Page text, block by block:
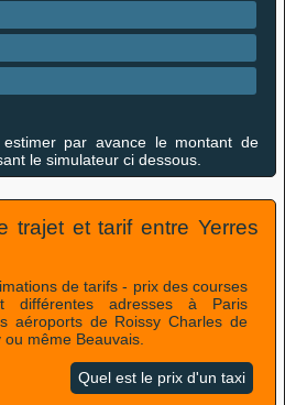
par avance le montant de
le simulateur ci dessous.
trajet et tarif entre Yerres
de tarifs - prix des courses
différentes adresses à Paris
aéroports de Roissy Charles de
même Beauvais.
Quel est le prix d'un taxi